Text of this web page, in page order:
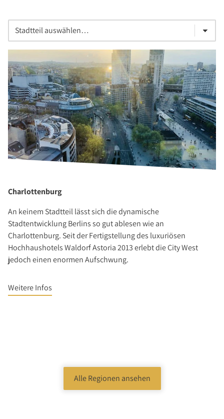
Charlottenburg
An keinem Stadtteil lässt sich die dynamische
Stadtentwicklung Berlins so gut ablesen wie an
Charlottenburg. Seit der Fertigstellung des luxuriösen
Hochhaushotels Waldorf Astoria 2013 erlebt die City West
jedoch einen enormen Aufschwung.
Weitere Infos
Alle Regionen ansehen